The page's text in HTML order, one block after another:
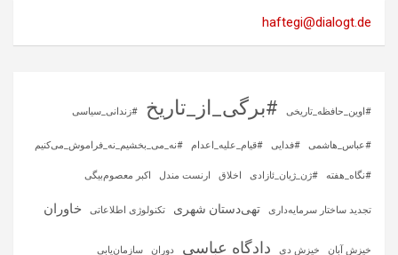
haftegi@dialogt.de
#اوین_حافظه_تاریخی #برگی_از_تاریخ #زندانی_سیاسی
#عباس_هاشمی #فدایی #قیام_علیه_اعدام #نه_می_بخشیم_نه_فراموش_می‌کنیم
#نگاه_هفته #ژن_ژیان_ئازادی اخلاق ارنست مندل اکبر معصوم‌بیگی
تجدید ساختار سرمایه‌داری تهی‌دستان شهری تکنولوژی اطلاعاتی خاوران
خیزش آبان خیزش دی دادگاه عباسی دوران سازمان‌یابی